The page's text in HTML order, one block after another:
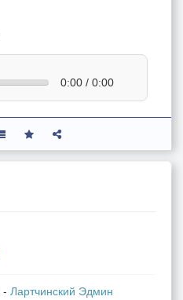
0:00 / 0:00
- Лартчинский Эдмин